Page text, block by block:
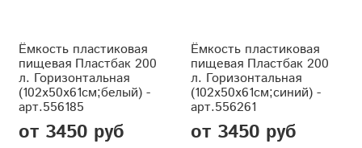
Ёмкость пластиковая
пищевая Пластбак 200
л. Горизонтальная
(102x50x61см;белый) -
арт.556185
от 3450 руб
Ёмкость пластиковая
пищевая Пластбак 200
л. Горизонтальная
(102x50x61см;синий) -
арт.556261
от 3450 руб